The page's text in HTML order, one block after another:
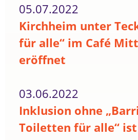
05.07.2022
Kirchheim unter
für alle“ im Café
eröffnet
03.06.2022
Inklusion ohne
Toiletten für alle“